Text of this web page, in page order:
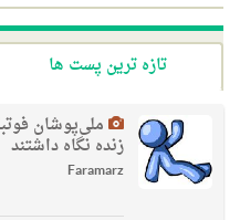
تازه ترین پست ها
ملی‌پوشان
زنده نگاه داشتند
Faramarz